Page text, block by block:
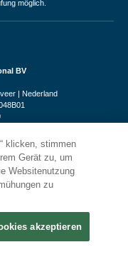
möglich.
BV
| Nederland
klicken, stimmen
Gerät zu, um
Websitenutzung
zu
akzeptieren